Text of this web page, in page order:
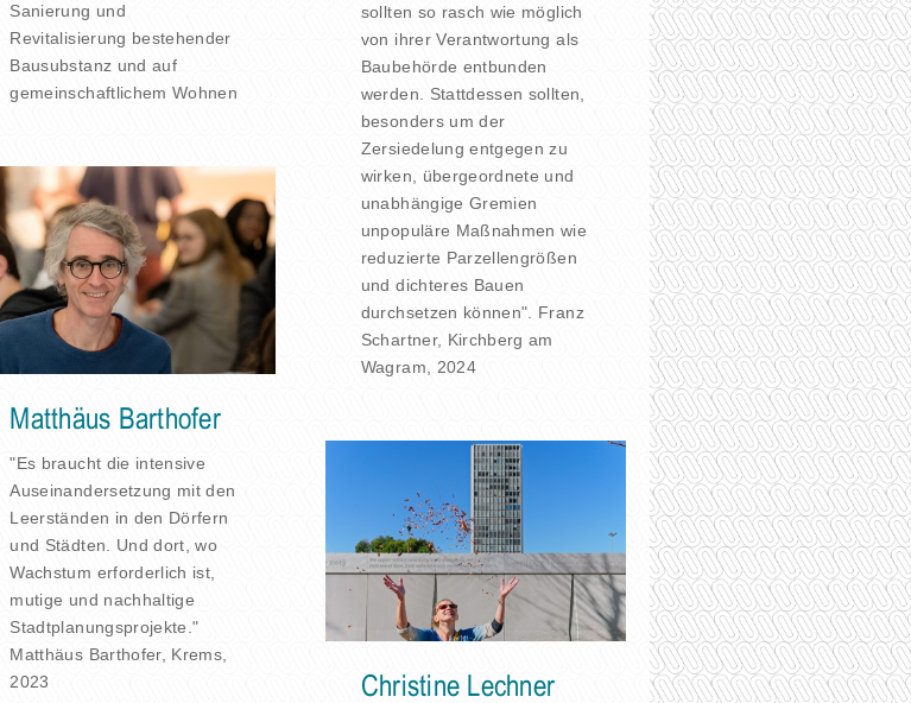
Sanierung und
Revitalisierung bestehender
Bausubstanz und auf
gemeinschaftlichem Wohnen
sollten so rasch wie möglich
von ihrer Verantwortung als
Baubehörde entbunden
werden. Stattdessen sollten,
besonders um der
Zersiedelung entgegen zu
wirken, übergeordnete und
unabhängige Gremien
unpopuläre Maßnahmen wie
reduzierte Parzellengrößen
und dichteres Bauen
durchsetzen können". Franz
Schartner, Kirchberg am
Wagram, 2024
Matthäus Barthofer
"Es braucht die intensive
Auseinandersetzung mit den
Leerständen in den Dörfern
und Städten. Und dort, wo
Wachstum erforderlich ist,
mutige und nachhaltige
Stadtplanungsprojekte."
Matthäus Barthofer, Krems,
2023
Christine Lechner